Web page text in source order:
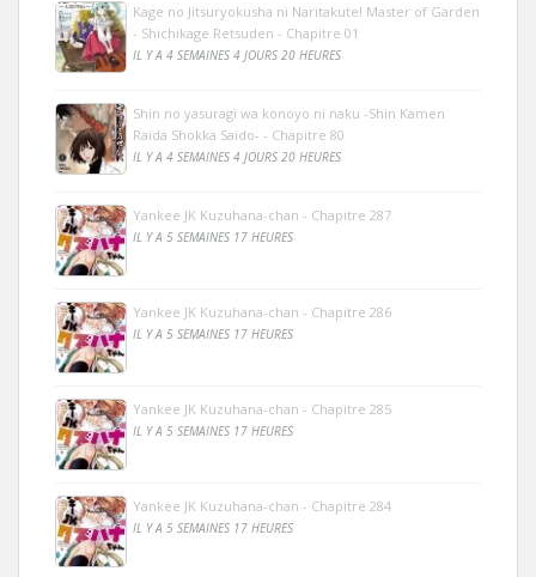
Kage no Jitsuryokusha ni Naritakute! Master of Garden
- Shichikage Retsuden - Chapitre 01
IL Y A 4 SEMAINES 4 JOURS 20 HEURES
Shin no yasuragi wa konoyo ni naku -Shin Kamen
Raida Shokka Saido- - Chapitre 80
IL Y A 4 SEMAINES 4 JOURS 20 HEURES
Yankee JK Kuzuhana-chan - Chapitre 287
IL Y A 5 SEMAINES 17 HEURES
Yankee JK Kuzuhana-chan - Chapitre 286
IL Y A 5 SEMAINES 17 HEURES
Yankee JK Kuzuhana-chan - Chapitre 285
IL Y A 5 SEMAINES 17 HEURES
Yankee JK Kuzuhana-chan - Chapitre 284
IL Y A 5 SEMAINES 17 HEURES